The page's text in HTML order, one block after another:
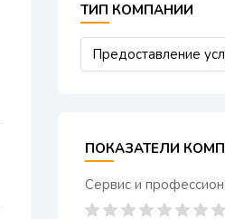
ТИП КОМПАНИИ
Предоставление
ПОКАЗАТЕЛИ
Сервис и